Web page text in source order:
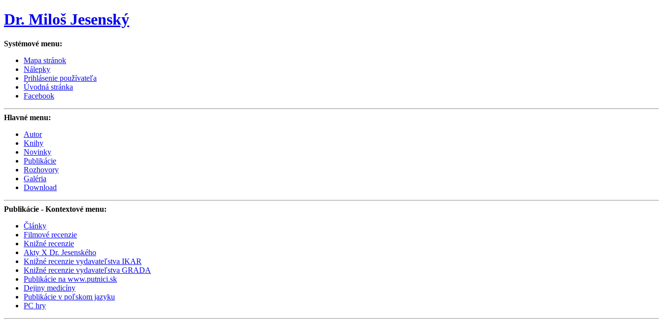
Dr. Miloš Jesenský
Systémové menu:
Mapa stránok
Nálepky
Prihlásenie používateľa
Úvodná stránka
Facebook
Hlavné menu:
Autor
Knihy
Novinky
Publikácie
Rozhovory
Galéria
Download
Publikácie - Kontextové menu:
Články
Filmové recenzie
Knižné recenzie
Akty X Dr. Jesenského
Knižné recenzie vydavateľstva IKAR
Knižné recenzie vydavateľstva GRADA
Publikácie na www.putnici.sk
Dejiny medicíny
Publikácie v poľskom jazyku
PC hry